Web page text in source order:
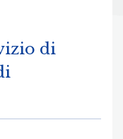
di